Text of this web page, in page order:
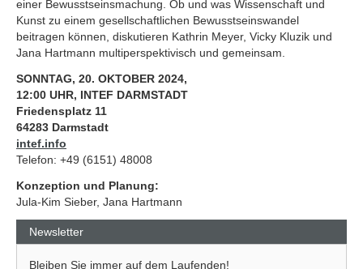
einer Bewusstseinsmachung. Ob und was Wissenschaft und
Kunst zu einem gesellschaftlichen Bewusstseinswandel
beitragen können, diskutieren Kathrin Meyer, Vicky Kluzik und
Jana Hartmann multiperspektivisch und gemeinsam.
SONNTAG, 20. OKTOBER 2024,
12:00 UHR, INTEF DARMSTADT
Friedensplatz 11
64283 Darmstadt
intef.info
Telefon: +49 (6151) 48008
Konzeption und Planung:
Jula-Kim Sieber, Jana Hartmann
Newsletter
Bleiben Sie immer auf dem Laufenden!